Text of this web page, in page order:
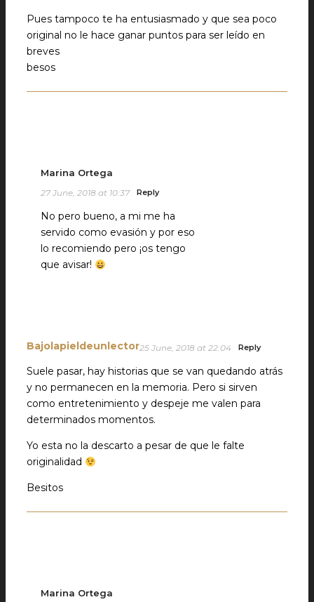
Pues tampoco te ha entusiasmado y que sea poco
original no le hace ganar puntos para ser leído en
breves
besos
Marina Ortega
27 June, 2018 at 10:37 Reply
No pero bueno, a mi me ha
servido como evasión y por eso
lo recomiendo pero ¡os tengo
que avisar!
Bajolapieldeunlector25 June, 2018 at 22:04 Reply
Suele pasar, hay historias que se van quedando atrás
y no permanecen en la memoria. Pero si sirven
como entretenimiento y despeje me valen para
determinados momentos.
Yo esta no la descarto a pesar de que le falte
originalidad
Besitos
Marina Ortega